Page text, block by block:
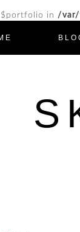
$portfolio in /var/